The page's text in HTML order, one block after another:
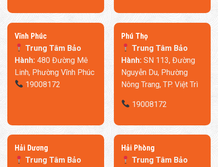
​Vĩnh Phúc
Trung Tâm Bảo
Hành: 480 Đường Mê
Linh, Phường Vĩnh Phúc
19008172
​Phú Thọ
Trung Tâm Bảo
Hành: SN 113, Đường
Nguyễn Du, Phường
Nông Trang, TP. Việt Trì
19008172
​Hải Dương
Trung Tâm Bảo
​Hải Phòng
Trung Tâm Bảo